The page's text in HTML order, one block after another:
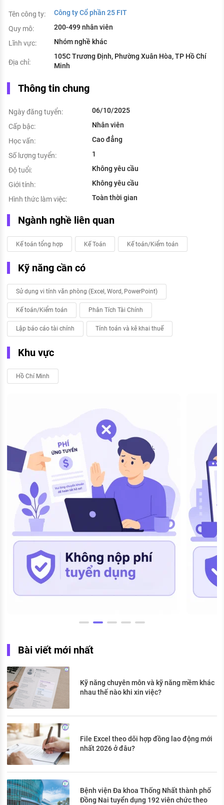
Tên công ty:
Công ty Cổ phần 25 FIT
Quy mô:
200-499 nhân viên
Lĩnh vực:
Nhóm nghề khác
Địa chỉ:
105C Trương Định, Phường Xuân Hòa, TP Hồ Chí
Minh
Thông tin chung
Ngày đăng tuyển:
06/10/2025
Cấp bậc:
Nhân viên
Học vấn:
Cao đẳng
Số lượng tuyển:
1
Độ tuổi:
Không yêu cầu
Giới tính:
Không yêu cầu
Hình thức làm việc:
Toàn thời gian
Ngành nghề liên quan
Kế toán tổng hợp Kế Toán Kế toán/Kiểm toán
Kỹ năng cần có
Sử dụng vi tính văn phòng (Excel, Word, PowerPoint)
Kế toán/Kiểm toán Phân Tích Tài Chính
Lập báo cáo tài chính Tính toán và kê khai thuế
Khu vực
Hồ Chí Minh
Bài viết mới nhất
Kỹ năng chuyên môn và kỹ năng mềm khác
nhau thế nào khi xin việc?
File Excel theo dõi hợp đồng lao động mới
nhất 2026 ở đâu?
Bệnh viện Đa khoa Thống Nhất thành phố
Đồng Nai tuyển dụng 192 viên chức theo